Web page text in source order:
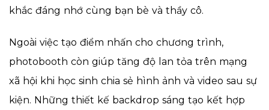
khắc đáng nhớ cùng bạn bè và thầy cô.
Ngoài việc tạo điểm nhấn cho chương trình,
photobooth còn giúp tăng độ lan tỏa trên mạng
xã hội khi học sinh chia sẻ hình ảnh và video sau sự
kiện. Những thiết kế backdrop sáng tạo kết hợp